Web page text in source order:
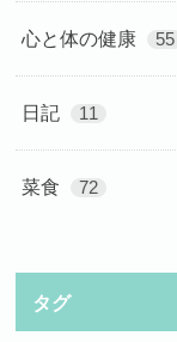
心と体の健康 55
日記 11
菜食 72
タグ